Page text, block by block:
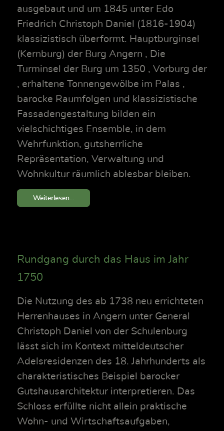
ausgebaut und um 1845 unter Edo
Friedrich Christoph Daniel (1816-1904)
klassizistisch überformt. Hauptburginsel
(Kernburg) der Burg Angern , Die
Turminsel der Burg um 1350 , Vorburg der
, erhaltene Tonnengewölbe im Palas ,
barocke Raumfolgen und klassizistische
Fassadengestaltung bilden ein
vielschichtiges Ensemble, in dem
Wehrfunktion, gutsherrliche
Repräsentation, Verwaltung und
Wohnkultur räumlich ablesbar bleiben.
Weiterlesen...
Rundgang durch das Haus im Jahr
1750
Die Nutzung des ab 1738 neu errichteten
Herrenhauses in Angern unter General
Christoph Daniel von der Schulenburg
lässt sich im Kontext mitteldeutscher
Adelsresidenzen des 18. Jahrhunderts als
charakteristisches Beispiel barocker
Gutshausarchitektur interpretieren. Das
Schloss erfüllte nicht allein praktische
Wohn- und Wirtschaftsaufgaben,